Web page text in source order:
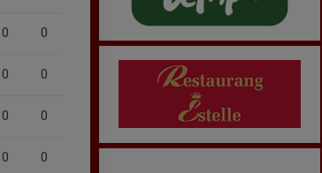
0 0
0 0
0 0
0 0